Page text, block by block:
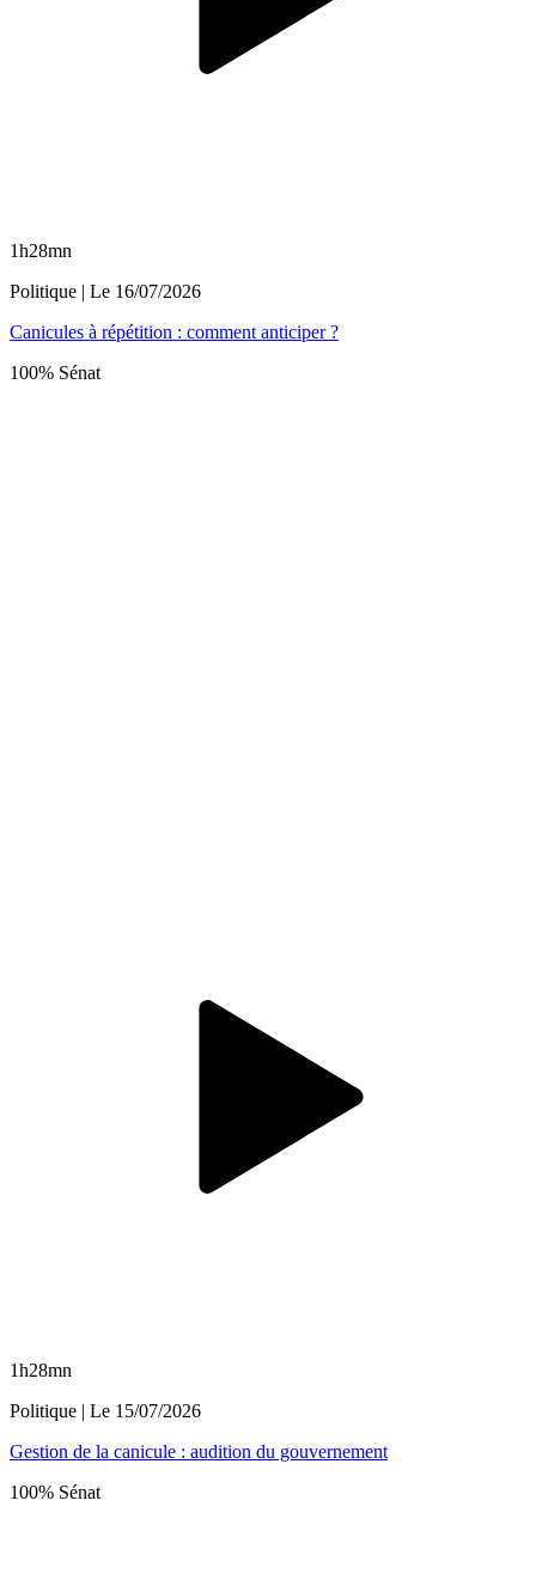
1h28mn
Politique | Le 16/07/2026
Canicules à répétition : comment anticiper ?
100% Sénat
1h28mn
Politique | Le 15/07/2026
Gestion de la canicule : audition du gouvernement
100% Sénat